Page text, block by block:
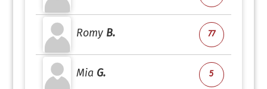
Romy B. 77
Mia G. 5